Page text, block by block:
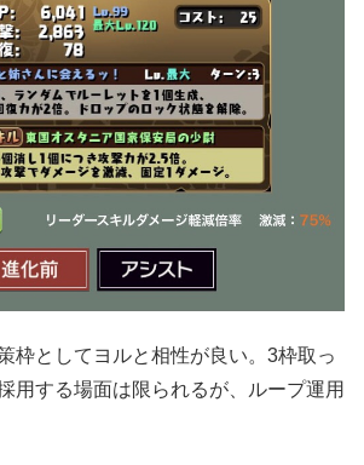
枠としてヨルと相性が良い。3枠取っ
用する場面は限られるが、ループ運用